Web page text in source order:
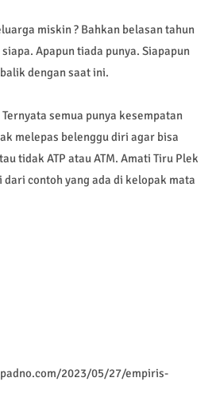
miskin ? Bahkan belasan tahun
Apapun tiada punya. Siapapun
dengan saat ini.
semua punya kesempatan
melepas belenggu diri agar bisa
tidak ATP atau ATM. Amati Tiru Plek
contoh yang ada di kelopak mata
2023/05/27/empiris-